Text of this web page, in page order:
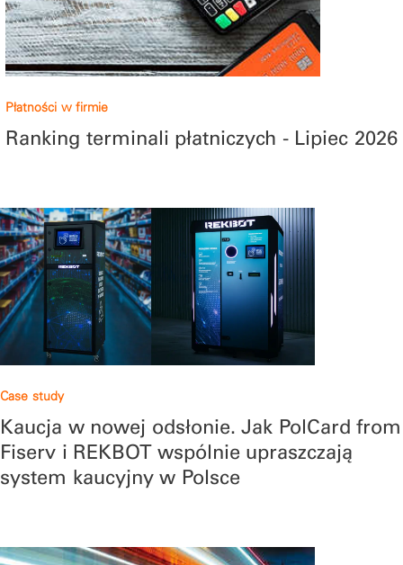
Płatności w firmie
Ranking terminali płatniczych - Lipiec 2026
Case study
Kaucja w nowej odsłonie. Jak PolCard from
Fiserv i REKBOT wspólnie upraszczają
system kaucyjny w Polsce